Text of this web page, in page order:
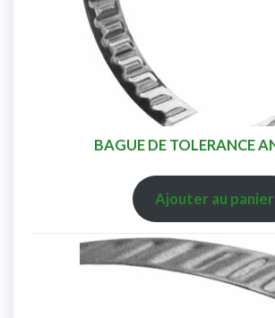
BAGUE DE TOLERANCE
Ajouter au panier